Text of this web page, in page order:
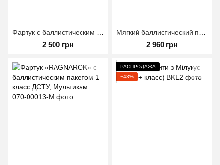
2 500 грн 2 960 грн
РАСПРОДАЖА
−43%